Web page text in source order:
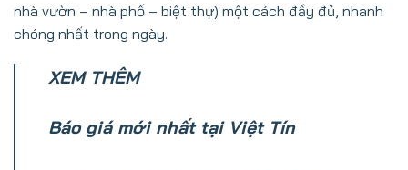
nhà vườn – nhà phố – biệt thự) một cách đầy đủ, nhanh
chóng nhất trong ngày.
XEMTHÊM
Báo giá mới nhất tại Việt Tín